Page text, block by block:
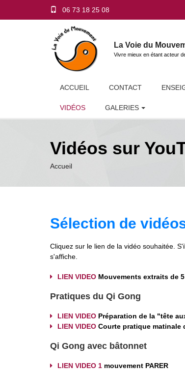
06 73 18 25 08
La Voie du
Vivre mieux en étant acteur
ACCUEIL CONTACT
VIDÉOS GALERIES
Vidéos sur
Accueil
Sélection de
Cliquez sur le lien de la vidéo souhaitée.
s'affiche.
LIEN VIDEO Mouvements extraits de
Pratiques du Qi Gong
LIEN VIDEO Préparation de la "tête
LIEN VIDEO Courte pratique matinale
Qi Gong avec bâtonnet
LIEN VIDEO 1 mouvement PARER